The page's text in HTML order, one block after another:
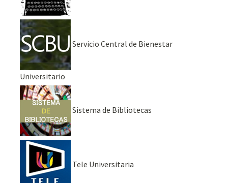
Servicio Central de Bienestar
Universitario
Sistema de Bibliotecas
Tele Universitaria